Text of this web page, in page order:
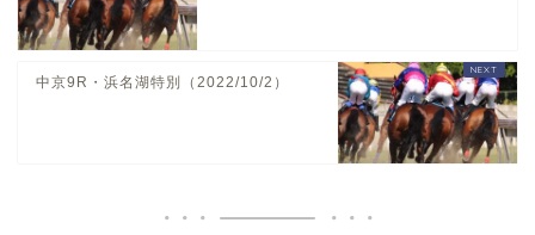
中京9R・浜名湖特別（2022/10/2）